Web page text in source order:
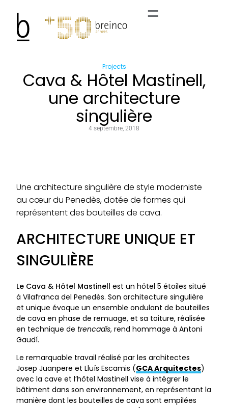
Projects
Cava & Hôtel Mastinell,
une architecture
singulière
4 septembre, 2018
Une architecture singulière de style moderniste
au cœur du Penedès, dotée de formes qui
représentent des bouteilles de cava.
ARCHITECTURE UNIQUE ET
SINGULIÈRE
Le Cava & Hôtel Mastinell est un hôtel 5 étoiles situé
à Vilafranca del Penedès. Son architecture singulière
et unique évoque un ensemble ondulant de bouteilles
de cava en phase de remuage, et sa toiture, réalisée
en technique de trencadís, rend hommage à Antoni
Gaudí.
Le remarquable travail réalisé par les architectes
Josep Juanpere et Lluís Escamis (GCA Arquitectes)
avec la cave et l’hôtel Mastinell vise à intégrer le
bâtiment dans son environnement, en représentant la
manière dont les bouteilles de cava sont empilées